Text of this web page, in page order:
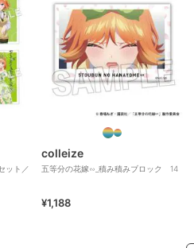
ット／
colleize
五等分の花嫁∽_積み積みブロック 14
¥1,188